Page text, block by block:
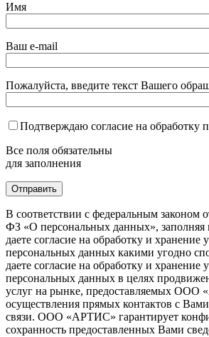
Имя
Ваш e-mail
Пожалуйста, введите текст Вашего
Подтверждаю согласие на обработку
Все поля обязательны
для заполнения
В соответствии с федеральным законом
ФЗ «О персональных данных», заполняя
даете согласие на обработку и хранение
персональных данных какими угодно
даете согласие на обработку и хранение
персональных данных в целях
услуг на рынке, предоставляемых ООО
осуществления прямых контактов с
связи. ООО «АРТИС» гарантирует
сохранность предоставленных Вами